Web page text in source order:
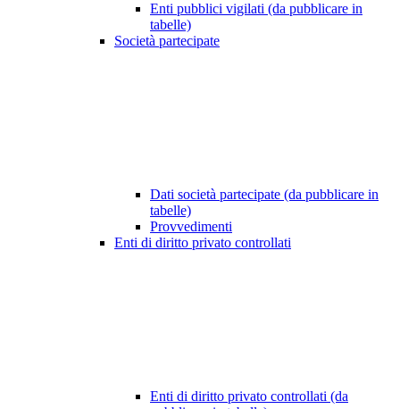
Enti pubblici vigilati (da pubblicare in
tabelle)
Società partecipate
Dati società partecipate (da pubblicare in
tabelle)
Provvedimenti
Enti di diritto privato controllati
Enti di diritto privato controllati (da